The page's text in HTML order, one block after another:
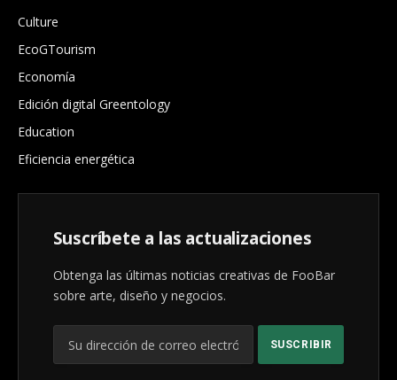
Culture
EcoGTourism
Economía
Edición digital Greentology
Education
Eficiencia energética
Suscríbete a las actualizaciones
Obtenga las últimas noticias creativas de FooBar
sobre arte, diseño y negocios.